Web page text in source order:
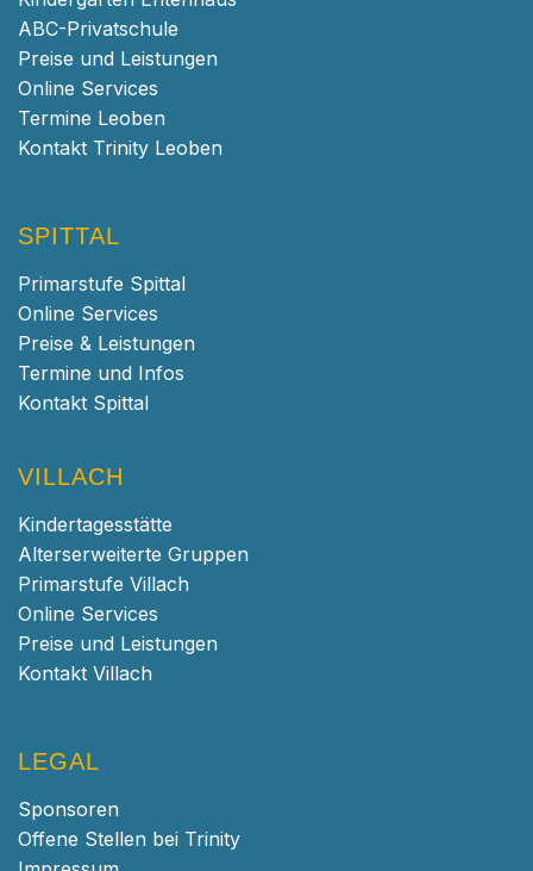
ABC-Privatschule
Preise und Leistungen
Online Services
Termine Leoben
Kontakt Trinity Leoben
SPITTAL
Primarstufe Spittal
Online Services
Preise & Leistungen
Termine und Infos
Kontakt Spittal
VILLACH
Kindertagesstätte
Alterserweiterte Gruppen
Primarstufe Villach
Online Services
Preise und Leistungen
Kontakt Villach
LEGAL
Sponsoren
Offene Stellen bei Trinity